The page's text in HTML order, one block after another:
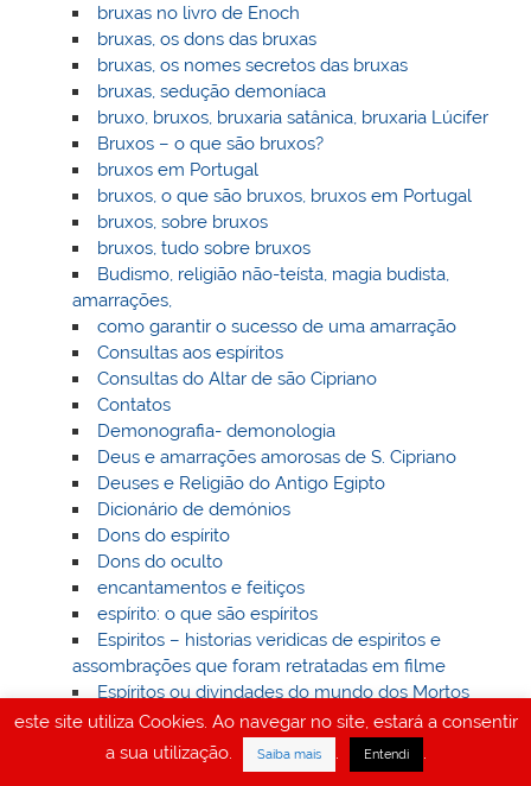
bruxas no livro de Enoch
bruxas, os dons das bruxas
bruxas, os nomes secretos das bruxas
bruxas, sedução demoníaca
bruxo, bruxos, bruxaria satânica, bruxaria Lúcifer
Bruxos – o que são bruxos?
bruxos em Portugal
bruxos, o que são bruxos, bruxos em Portugal
bruxos, sobre bruxos
bruxos, tudo sobre bruxos
Budismo, religião não-teísta, magia budista,
amarrações,
como garantir o sucesso de uma amarração
Consultas aos espíritos
Consultas do Altar de são Cipriano
Contatos
Demonografia- demonologia
Deus e amarrações amorosas de S. Cipriano
Deuses e Religião do Antigo Egipto
Dicionário de demónios
Dons do espírito
Dons do oculto
encantamentos e feitiços
espírito: o que são espíritos
Espiritos – historias veridicas de espiritos e
assombrações que foram retratadas em filme
Espíritos ou divindades do mundo dos Mortos
Estudos demonológicos
Fantasmas – o que são fantasmas
este site utiliza Cookies. Ao navegar no site, estará a consentir
a sua utilização.
Saiba mais . Entendi .